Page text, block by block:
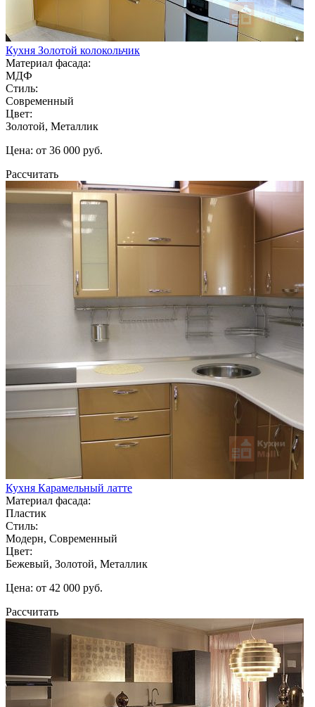
Кухня Золотой колокольчик
Материал фасада:
МДФ
Стиль:
Современный
Цвет:
Золотой, Металлик
Цена: от 36 000 руб.
Рассчитать
Кухня Карамельный латте
Материал фасада:
Пластик
Стиль:
Модерн, Современный
Цвет:
Бежевый, Золотой, Металлик
Цена: от 42 000 руб.
Рассчитать